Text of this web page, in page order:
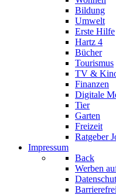
Bildung
Umwelt
Erste Hilfe
Hartz 4
Bücher
Tourismus
TV &
Finanzen
Digitale
Tier
Garten
Freizeit
Ratgeber
Impressum
Back
Werben